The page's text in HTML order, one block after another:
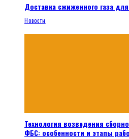
Доставка сжиженного газа
Новости
Технология возведения
ФБС: особенности и этапы